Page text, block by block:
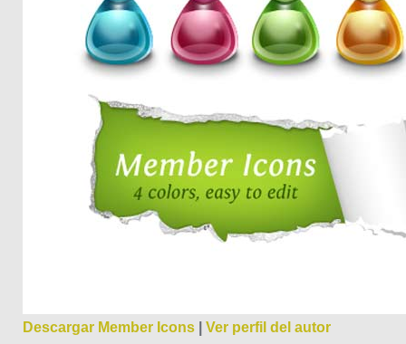
Descargar Member Icons Ver perfil del autor